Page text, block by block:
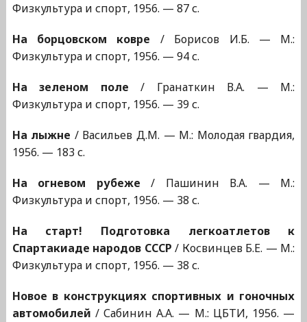
Физкультура и спорт, 1956. — 87 с.
На борцовском ковре / Борисов И.Б. — М.:
Физкультура и спорт, 1956. — 94 с.
На зеленом поле / Гранаткин В.А. — М.:
Физкультура и спорт, 1956. — 39 с.
На лыжне / Васильев Д.М. — М.: Молодая гвардия,
1956. — 183 с.
На огневом рубеже / Пашинин В.А. — М.:
Физкультура и спорт, 1956. — 38 с.
На старт! Подготовка легкоатлетов к
Спартакиаде народов СССР / Косвинцев Б.Е. — М.:
Физкультура и спорт, 1956. — 38 с.
Новое в конструкциях спортивных и гоночных
автомобилей / Сабинин А.А. — М.: ЦБТИ, 1956. —